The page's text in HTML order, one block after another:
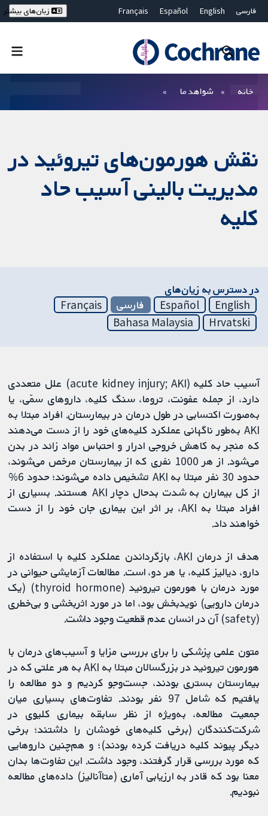
فارسی English
Español
Français
Bahasa Malaysia
ไทย
繁體中文
زبان‌های بیشتر
خانه شواهد ما
نقش هورمون‌های تیروئید در
مدیریت بالینی آسیب حاد
کلیه
در دسترس به زیان‌های
English
Español فارسی
Français
Hrvatski
Bahasa Malaysia
آسیب حاد کلیه (acute kidney injury; AKI) علل متعددی
دارد، از جمله عفونت، تروما، سنگ کلیه، داروهای سمّی، یا
به‌صورت اکتسابی در طول درمان در بیمارستان. افراد مبتلا به
AKI به‌طور ناگهانی عملکرد کلیه‌های خود را از دست می‌دهند
که منجر به کاهش خروجی ادرار و احتباس مواد زائد در بدن
می‌شود. از هر 1000 نفری که از بیمارستان مرخص می‌شوند،
حدود 30 نفر مبتلا به AKI تشخیص داده می‌شوند؛ حدود 6%
از کل بیماران به شدت بدحال دچار AKI هستند. بسیاری از
افراد مبتلا به AKI، بر اثر این بیماری جان خود را از دست
خواهند داد.
هدف از درمان AKI، بازگرداندن عملکرد کلیه با استفاده از
دارو، دیالیز کلیه، یا هر دو، است. مطالعات آزمایشی حیوانی در
مورد درمان با هورمون تیروئید (thyroid hormone) (یک
درمان دارویی) نویدبخش بود، اما در مورد اثربخشی و بی‌خطری
(safety) آن در انسان عدم قطعیت وجود داشت.
متون علمی پزشکی را برای بررسی مزایا و آسیب‌های درمان با
هورمون تیروئید در بزرگسالان مبتلا به AKI به هر علتی که در
بیمارستان بستری بودند، جست‌وجو کردیم و دو مطالعه را
یافتیم که شامل 97 نفر بودند. تفاوت‌های بسیاری میان
جمعیت مطالعه، به‌ویژه از نظر سابقه بیماری کلیوی در
شرکت‌کنندگان (برخی کلیه‌های خودشان را داشتند؛ برخی
دیگر پیوند کلیه دریافت کرده بودند)؛ و هم‌چنین داروهایی
که مورد بررسی قرار گرفتند، وجود داشت. این تفاوت‌ها بدان
معنا بود که قادر به ارزیابی آماری (متاآنالیز) داده‌های مطالعه
نبودیم.